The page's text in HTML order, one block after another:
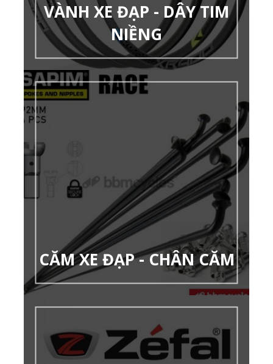
VÀNH XE ĐẠP - DÂY TIM
NIỀNG
CĂM XE ĐẠP - CHÂN CĂM